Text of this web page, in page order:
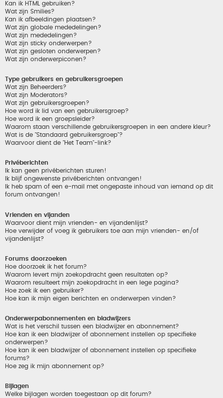
Kan ik HTML gebruiken?
Wat zijn Smilies?
Kan ik afbeeldingen plaatsen?
Wat zijn globale mededelingen?
Wat zijn mededelingen?
Wat zijn sticky onderwerpen?
Wat zijn gesloten onderwerpen?
Wat zijn onderwerpiconen?
Type gebruikers en gebruikersgroepen
Wat zijn Beheerders?
Wat zijn Moderators?
Wat zijn gebruikersgroepen?
Hoe word ik lid van een gebruikersgroep?
Hoe word ik een groepsleider?
Waarom staan verschillende gebruikersgroepen in een andere kleur?
Wat is de "Standaard gebruikersgroep"?
Waarvoor dient de "Het Team"-link?
Privéberichten
Ik kan geen privéberichten sturen!
Ik blijf ongewenste privéberichten ontvangen!
Ik heb spam of een e-mail met ongepaste inhoud van iemand op dit
forum ontvangen!
Vrienden en vijanden
Waarvoor dient mijn vrienden- en vijandenlijst?
Hoe verwijder of voeg ik gebruikers toe aan mijn vrienden- en/of
vijandenlijst?
Forums doorzoeken
Hoe doorzoek ik het forum?
Waarom levert mijn zoekopdracht geen resultaten op?
Waarom resulteert mijn zoekopdracht in een lege pagina?
Hoe zoek ik een gebruiker?
Hoe kan ik mijn eigen berichten en onderwerpen vinden?
Onderwerpabonnementen en bladwijzers
Wat is het verschil tussen een bladwijzer en abonnement?
Hoe kan ik een bladwijzer of abonnement instellen op specifieke
onderwerpen?
Hoe kan ik een bladwijzer of abonnement instellen op specifieke
forums?
Hoe zeg ik mijn abonnement op?
Bijlagen
Welke bijlagen worden toegestaan op dit forum?